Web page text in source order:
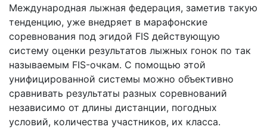
Международная лыжная федерация, заметив такую
тенденцию, уже внедряет в марафонские
соревнования под эгидой FIS действующую
систему оценки результатов лыжных гонок по так
называемым FIS-очкам. С помощью этой
унифицированной системы можно объективно
сравнивать результаты разных соревнований
независимо от длины дистанции, погодных
условий, количества участников, их класса.